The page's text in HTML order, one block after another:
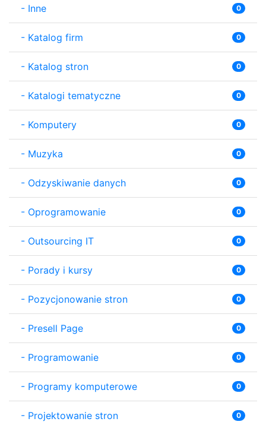
- Inne 0
- Katalog firm 0
- Katalog stron 0
- Katalogi tematyczne 0
- Komputery 0
- Muzyka 0
- Odzyskiwanie danych 0
- Oprogramowanie 0
- Outsourcing IT 0
- Porady i kursy 0
- Pozycjonowanie stron 0
- Presell Page 0
- Programowanie 0
- Programy komputerowe 0
- Projektowanie stron 0